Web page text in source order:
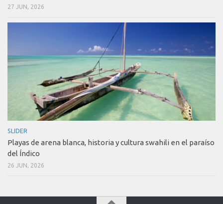
27 JUN, 2026
SLIDER
Playas de arena blanca, historia y cultura swahili en el paraíso
del Índico
26 JUN, 2026